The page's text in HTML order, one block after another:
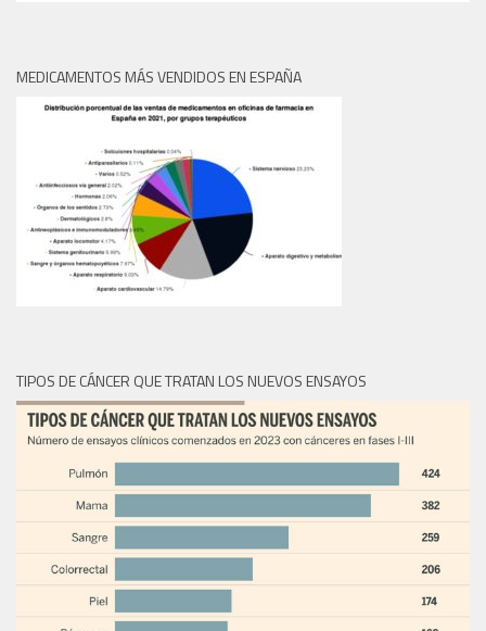
MEDICAMENTOS MÁS VENDIDOS EN ESPAÑA
TIPOS DE CÁNCER QUE TRATAN LOS NUEVOS ENSAYOS